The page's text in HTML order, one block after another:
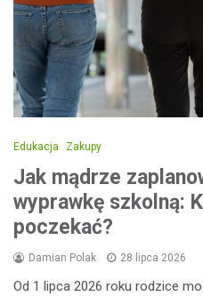
Edukacja Zakupy
Jak mądrze
wyprawkę szkolną:
poczekać?
Damian Polak 28 lipca 2026
Od 1 lipca 2026 roku rodzice